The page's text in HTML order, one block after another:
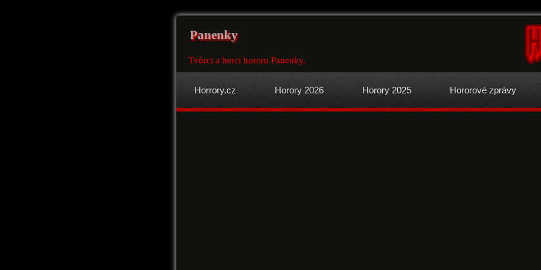
Panenky
Tvůrci a herci hororu Panenky.
Horrory.cz Horory 2026 Horory 2025 Hororové zprávy